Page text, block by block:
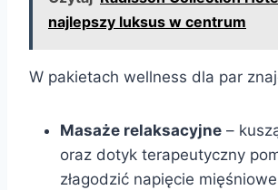
najlepszy luksus w centrum
W pakietach wellness dla par
Masaże relaksacyjne –
oraz dotyk terapeutyczny
złagodzić napięcie